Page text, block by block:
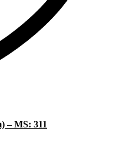
– MS: 311